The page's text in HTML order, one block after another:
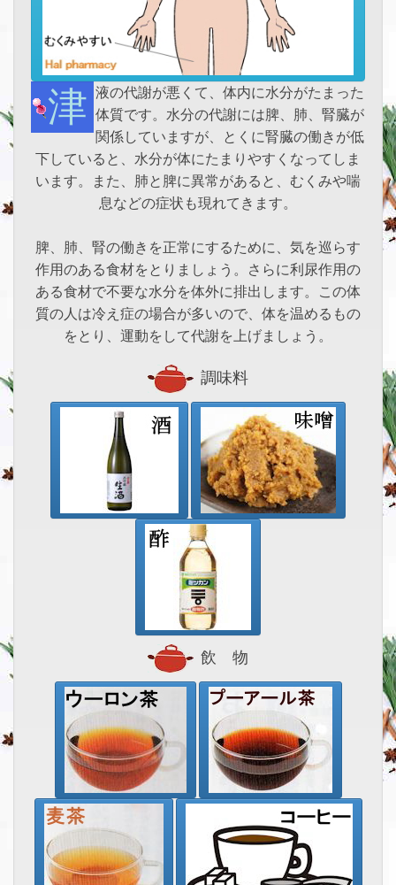
津液の代謝が悪くて、体内に水分がたまった 体質です。水分の代謝には脾、肺、腎臓が
関係していますが、とくに腎臓の働きが低
下していると、水分が体にたまりやすくなってしま
います。また、肺と脾に異常があると、むくみや喘
息などの症状も現れてきます。
脾、肺、腎の働きを正常にするために、気を巡らす
作用のある食材をとりましょう。さらに利尿作用の
ある食材で不要な水分を体外に排出します。この体
質の人は冷え症の場合が多いので、体を温めるもの
をとり、運動をして代謝を上げましょう。
調味料
飲 物